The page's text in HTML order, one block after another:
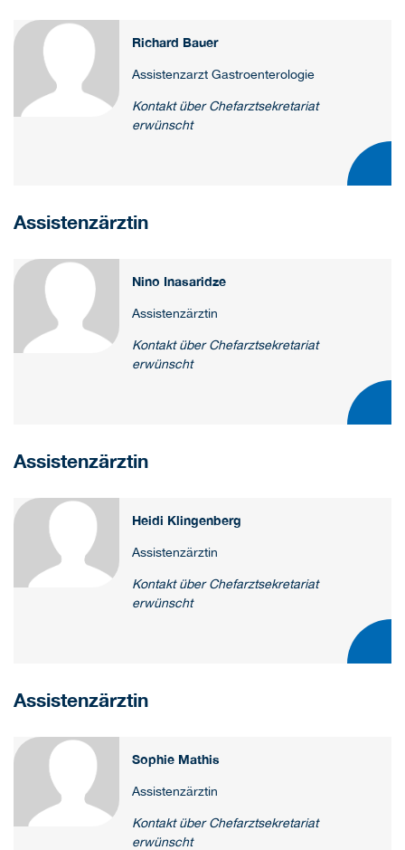
Richard Bauer
Assistenzarzt Gastroenterologie
Kontakt über Chefarztsekretariat
erwünscht
Assistenzärztin
Nino Inasaridze
Assistenzärztin
Kontakt über Chefarztsekretariat
erwünscht
Assistenzärztin
Heidi Klingenberg
Assistenzärztin
Kontakt über Chefarztsekretariat
erwünscht
Assistenzärztin
Sophie Mathis
Assistenzärztin
Kontakt über Chefarztsekretariat
erwünscht